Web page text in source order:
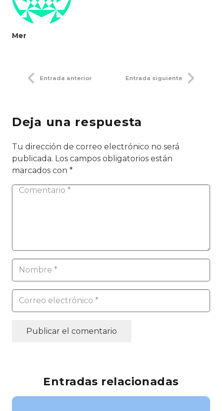
Mer
Entrada anterior Entrada siguiente
Deja una respuesta
Tu dirección de correo electrónico no será
publicada. Los campos obligatorios están
marcados con *
Publicar el comentario
Entradas relacionadas